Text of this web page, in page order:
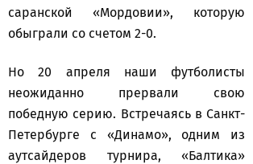
саранской «Мордовии», которую
обыграли со счетом 2-0.
Но 20 апреля наши футболисты
неожиданно прервали свою
победную серию. Встречаясь в Санкт-
Петербурге с «Динамо», одним из
аутсайдеров турнира, «Балтика»